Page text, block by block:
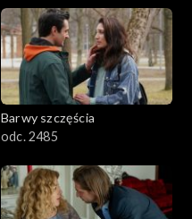
Barwy szczęścia
odc. 2485